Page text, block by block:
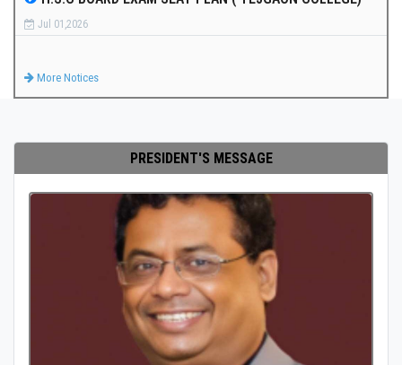
RESULTS
Jul 01,2026
More Notices
PRESIDENT'S MESSAGE